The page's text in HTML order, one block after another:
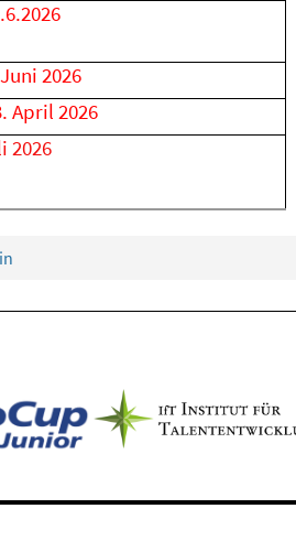
2026
April 2026
2026